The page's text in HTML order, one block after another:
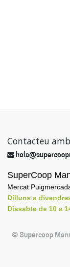
Contacteu
SuperCoop
Mercat
Dilluns a
Dissabte de 10 a
© Supercoop